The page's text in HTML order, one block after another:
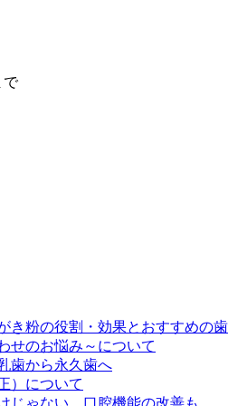
き粉の役割・効果とおすすめの
せのお悩み～について
歯から永久歯へ
）について
じゃない。口腔機能の改善も。